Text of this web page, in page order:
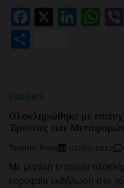
Facebook
X
ΕΙΔΉΣΕΙΣ
Ολοκληρώθηκε με
Έρευνας των
Tourism Press 02/05/2012
Με μεγάλη επιτυχία
κορυφαία εκδήλωση στο